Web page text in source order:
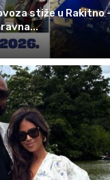
stiže u Rakitno